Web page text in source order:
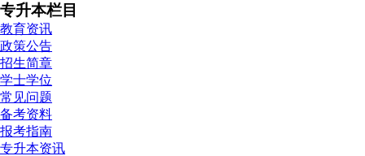
专升本栏目
教育资讯
政策公告
招生简章
学士学位
常见问题
备考资料
报考指南
专升本资讯